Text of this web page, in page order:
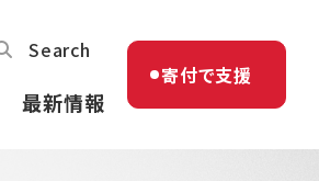
Search
最新情報
寄付で支援